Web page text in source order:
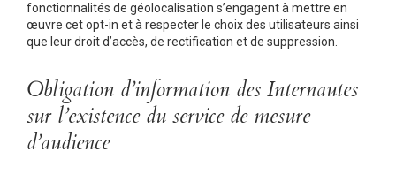
fonctionnalités de géolocalisation s’engagent à mettre en
œuvre cet opt-in et à respecter le choix des utilisateurs ainsi
que leur droit d’accès, de rectification et de suppression.
Obligation d’information des Internautes
sur l’existence du service de mesure
d’audience